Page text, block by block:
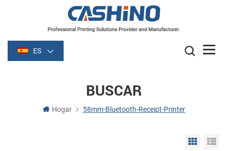
ES
BUSCAR
Hogar 58mm-Bluetooth-Receipt-Printer
Grid